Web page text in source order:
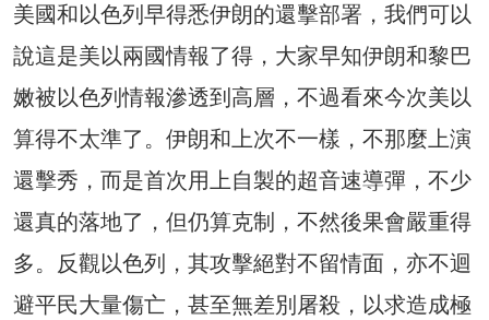
美國和以色列早得悉伊朗的還擊部署，我們可以
說這是美以兩國情報了得，大家早知伊朗和黎巴
嫩被以色列情報滲透到高層，不過看來今次美以
算得不太準了。伊朗和上次不一樣，不那麼上演
還擊秀，而是首次用上自製的超音速導彈，不少
還真的落地了，但仍算克制，不然後果會嚴重得
多。反觀以色列，其攻擊絕對不留情面，亦不迴
避平民大量傷亡，甚至無差別屠殺，以求造成極